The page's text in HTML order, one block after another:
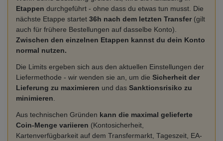
Etappen durchgeführt - ohne dass du etwas tun musst. Die
nächste Etappe startet 36h nach dem letzten Transfer (gilt
auch für frühere Bestellungen auf dasselbe Konto).
Zwischen den einzelnen Etappen kannst du dein Konto
normal nutzen.
Die Limits ergeben sich aus den aktuellen Einstellungen der
Liefermethode - wir wenden sie an, um die Sicherheit der
Lieferung zu maximieren und das Sanktionsrisiko zu
minimieren
Aus technischen Gründen kann die maximal gelieferte
Coin-Menge variieren (Kontosicherheit,
Kartenverfügbarkeit auf dem Transfermarkt, Tageszeit, EA-